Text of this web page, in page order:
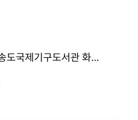
2026년 4월 송도국제기구도서관 화요 시네마